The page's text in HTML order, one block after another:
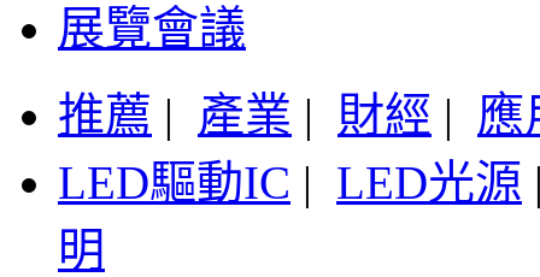
展覽會議
推薦 | 產業 | 財經 | 應
LED驅動IC | LED光源
明